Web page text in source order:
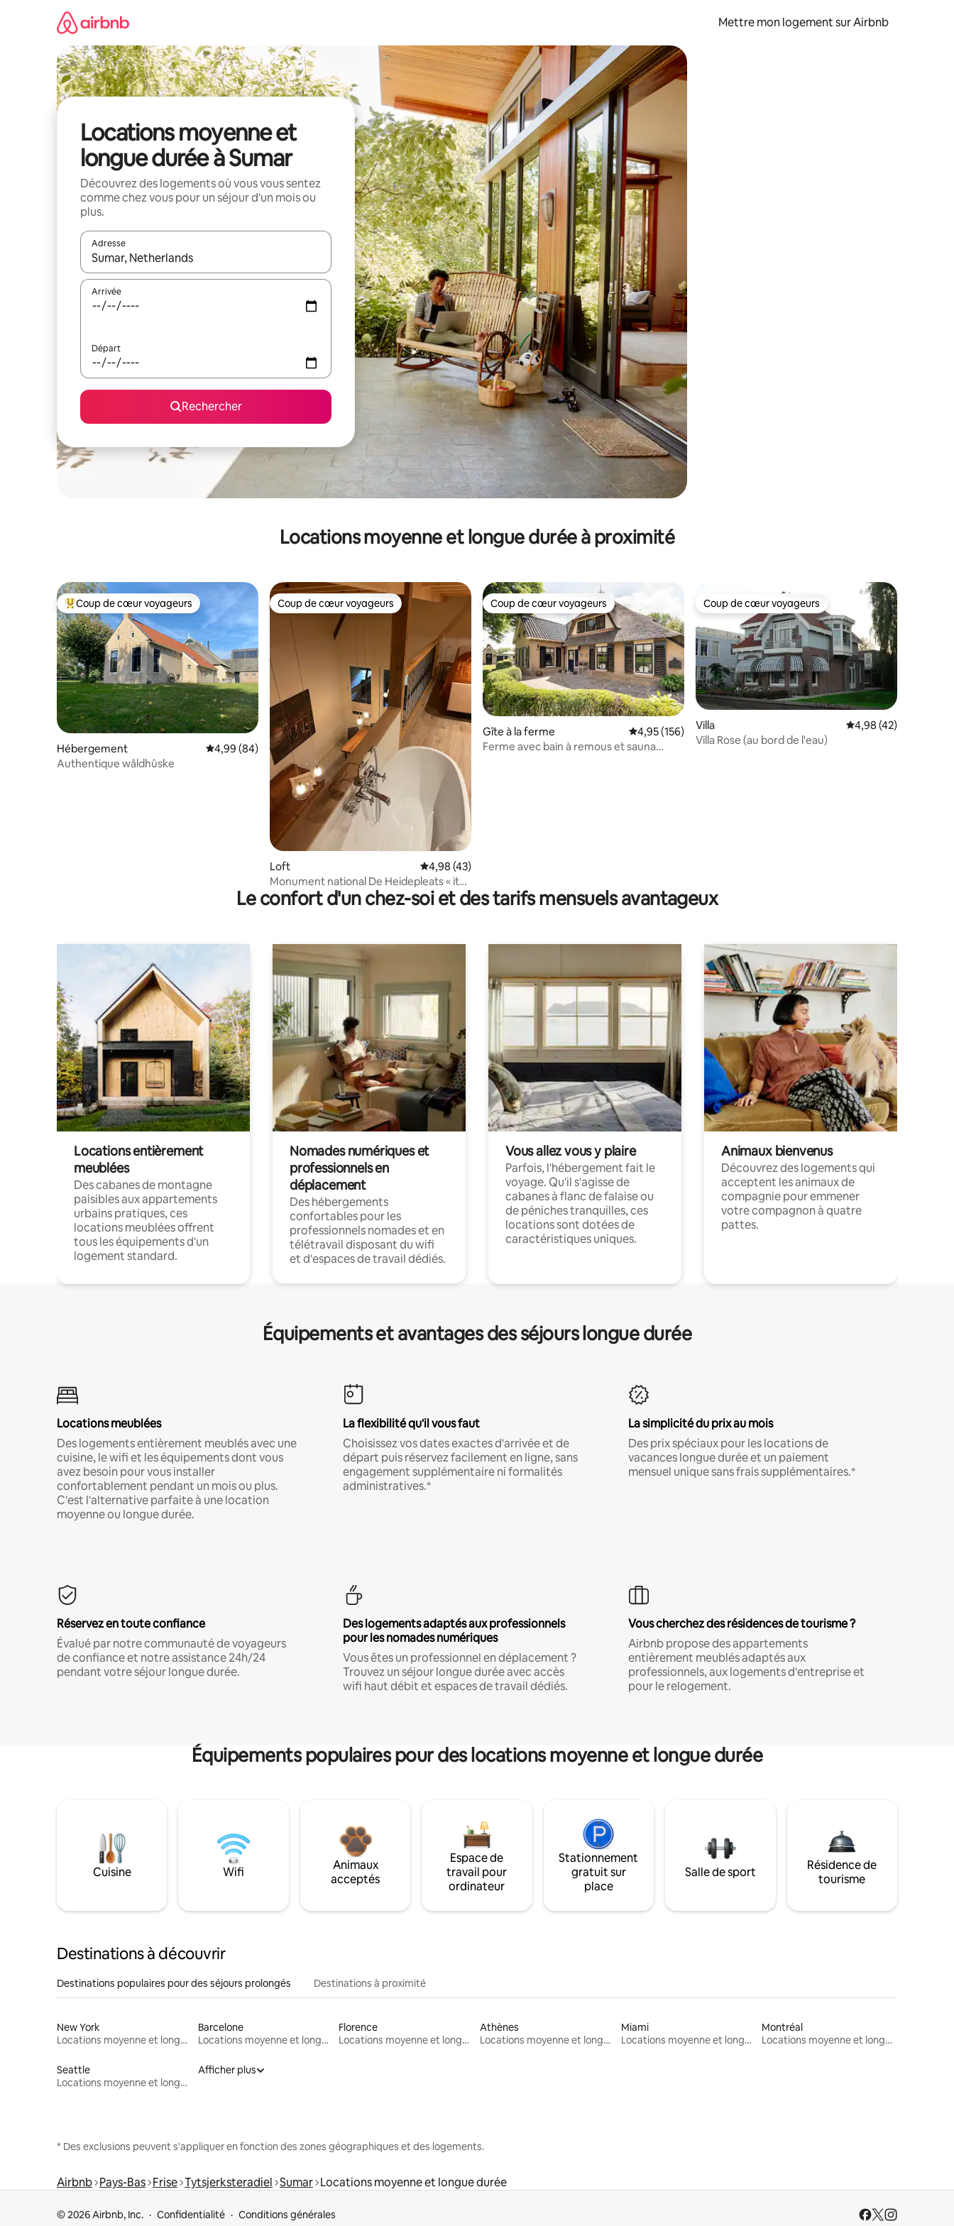
Mettre mon logement sur Airbnb
Locations moyenne et
longue durée à Sumar
Découvrez des logements où vous vous sentez
comme chez vous pour un séjour d'un mois ou
plus.
Adresse
Lorsque les résultats s'affichent, utilisez les flèches vers le haut et vers le bas pour les parcourir ou en appuyant et en faisant glisser.
Arrivée
Départ
Rechercher
Locations moyenne et longue durée à proximité
Coups de cœur voyageurs les plus appréciés
Coup de cœur voyageurs
Hébergement Évaluation moyenne sur la base de 84 commentaires : 4,99 sur 5
4,99 (84)
Authentique wâldhûske
Coup de cœur voyageurs
Coup de cœur voyageurs
Loft Évaluation moyenne sur la base de 43 commentaires : 4,98 sur 5
4,98 (43)
Monument national De Heidepleats « it
skiep »
Coup de cœur voyageurs
Coup de cœur voyageurs
Gîte à la ferme Évaluation moyenne sur la base de 156 commentaires : 4,95 sur 5
4,95 (156)
Ferme avec bain à remous et sauna
Coup de cœur voyageurs
Coup de cœur voyageurs
Villa Évaluation moyenne
4,98 (42)
Villa Rose (au bord de l'eau)
Le confort d'un chez-soi et des tarifs mensuels avantageux
Locations entièrement
meublées
Des cabanes de montagne
paisibles aux appartements
urbains pratiques, ces
locations meublées offrent
tous les équipements d'un
logement standard.
Nomades numériques et
professionnels en
déplacement
Des hébergements
confortables pour les
professionnels nomades et en
télétravail disposant du wifi
et d'espaces de travail dédiés.
Vous allez vous y plaire
Parfois, l'hébergement fait le
voyage. Qu'il s'agisse de
cabanes à flanc de falaise ou
de péniches tranquilles, ces
locations sont dotées de
caractéristiques uniques.
Animaux bienvenus
Découvrez des logements qui
acceptent les animaux de
compagnie pour emmener
votre compagnon à quatre
pattes.
Équipements et avantages des séjours longue durée
Locations meublées
Des logements entièrement meublés avec une
cuisine, le wifi et les équipements dont vous
avez besoin pour vous installer
confortablement pendant un mois ou plus.
C'est l'alternative parfaite à une location
moyenne ou longue durée.
La flexibilité qu'il vous faut
Choisissez vos dates exactes d'arrivée et de
départ puis réservez facilement en ligne, sans
engagement supplémentaire ni formalités
administratives.*
La simplicité du prix au mois
Des prix spéciaux pour les locations de
vacances longue durée et un paiement
mensuel unique sans frais supplémentaires.*
Réservez en toute confiance
Évalué par notre communauté de voyageurs
de confiance et notre assistance 24h/24
pendant votre séjour longue durée.
Des logements adaptés aux professionnels
pour les nomades numériques
Vous êtes un professionnel en déplacement ?
Trouvez un séjour longue durée avec accès
wifi haut débit et espaces de travail dédiés.
Vous cherchez des résidences de tourisme ?
Airbnb propose des appartements
entièrement meublés adaptés aux
professionnels, aux logements d'entreprise et
pour le relogement.
Équipements populaires pour des locations moyenne et longue durée
Cuisine Wifi
Animaux
acceptés
Espace de
travail pour
ordinateur
Stationnement
gratuit sur
place
Salle de sport
Résidence de
tourisme
Destinations à découvrir
Destinations populaires pour des séjours prolongés Destinations à proximité
New York
Locations moyenne et longue durée
Barcelone
Locations moyenne et longue durée
Florence
Locations moyenne et longue durée
Athènes
Locations moyenne et longue durée
Miami
Locations moyenne et longue durée
Montréal
Locations moyenne et longue durée
Seattle
Locations moyenne et longue durée
Afficher plus
* Des exclusions peuvent s'appliquer en fonction des zones géographiques et des logements.
Airbnb Pays-Bas Frise Tytsjerksteradiel Sumar Locations moyenne et longue durée
© 2026 Airbnb, Inc. Confidentialité Conditions générales